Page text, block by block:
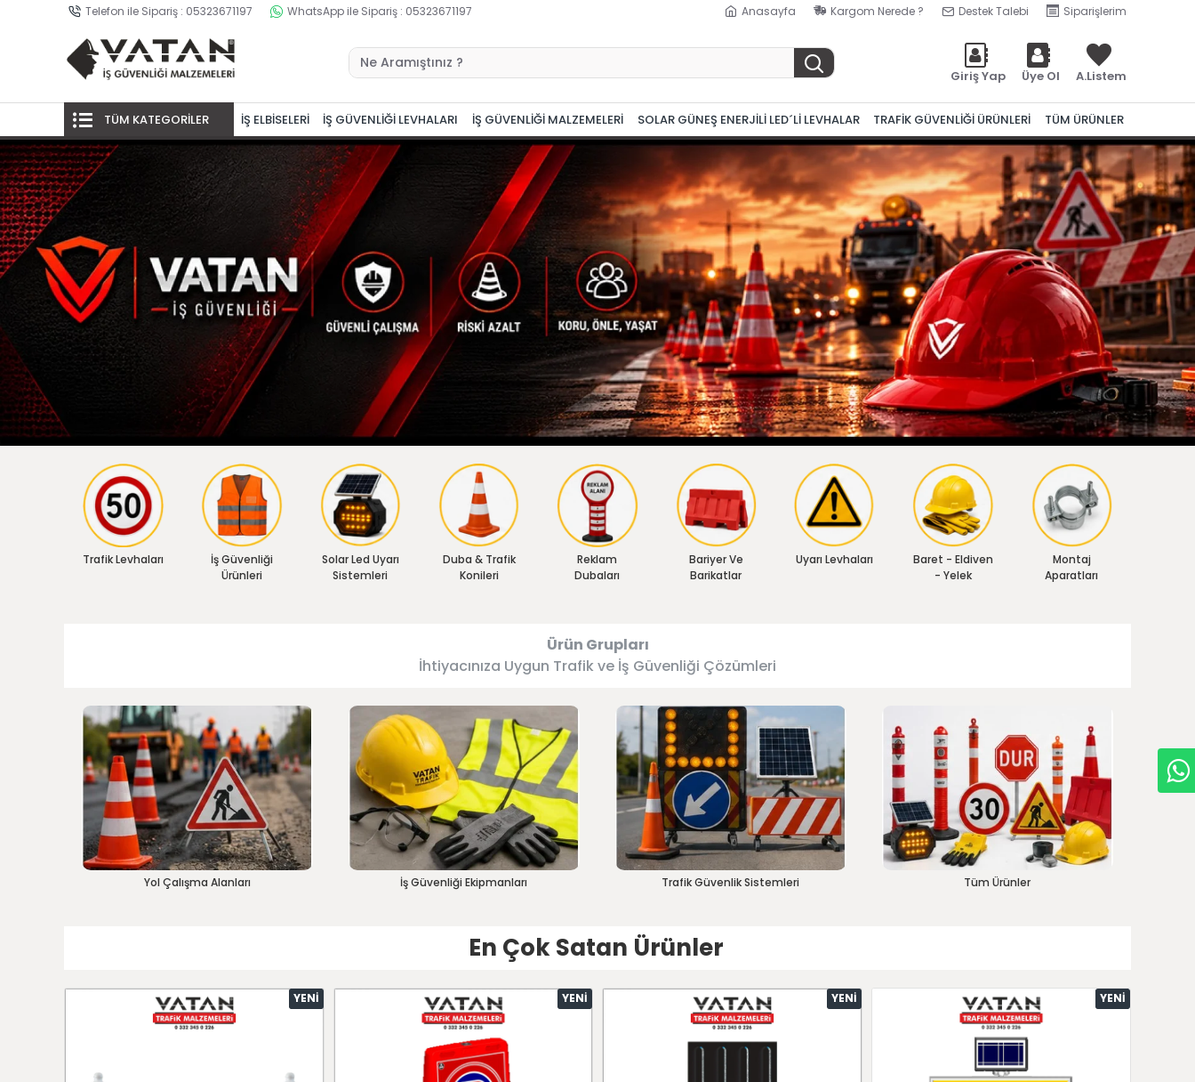
Telefon ile Sipariş : 05323671197 WhatsApp ile Sipariş : 05323671197 Anasayfa Kargom Nerede ? Destek Talebi Siparişlerim
Giriş Yap Üye Ol A.Listem
TÜM KATEGORİLER İŞ ELBİSELERİ İŞ GÜVENLİĞİ LEVHALARI İŞ GÜVENLİĞİ MALZEMELERİ SOLAR GÜNEŞ ENERJİLİ LED´Lİ LEVHALAR TRAFİK GÜVENLİĞİ ÜRÜNLERİ TÜM ÜRÜNLER
Trafik Levhaları
İş Güvenliği
Ürünleri
Solar Led Uyarı
Sistemleri
Duba & Trafik
Konileri
Reklam
Dubaları
Bariyer Ve
Barikatlar
Uyarı Levhaları
Baret - Eldiven
- Yelek
Montaj
Aparatları
Ürün Grupları
İhtiyacınıza Uygun Trafik ve İş Güvenliği Çözümleri
Yol Çalışma Alanları İş Güvenliği Ekipmanları Trafik Güvenlik Sistemleri Tüm Ürünler
En Çok Satan Ürünler
YENI YENI YENI YENI